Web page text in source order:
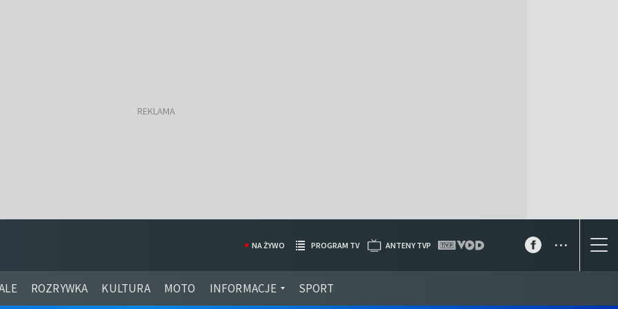
ROZRYWKA KULTURA MOTO INFORMACJE SPORT
NA ŻYWO PROGRAM TV ANTENY TVP ...